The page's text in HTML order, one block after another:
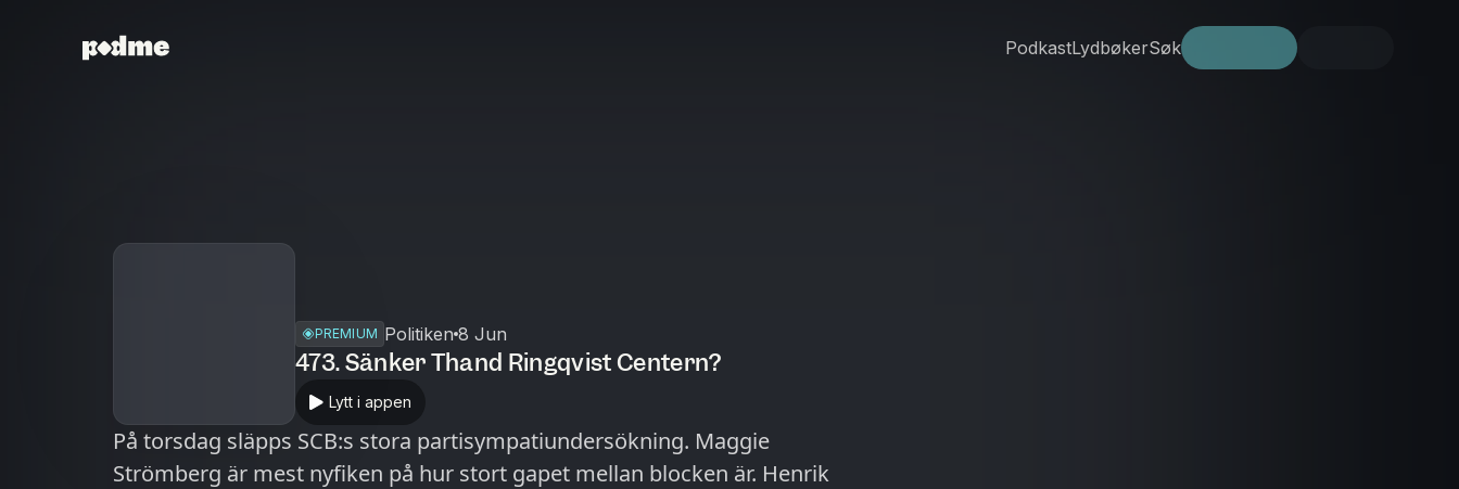
PodkastLydbøkerSøk
PREMIUM Politiken 8 Jun
473. Sänker Thand Ringqvist Centern?
Lytt i appen
På torsdag släpps SCB:s stora partisympatiundersökning. Maggie
Strömberg är mest nyfiken på hur stort gapet mellan blocken är. Henrik